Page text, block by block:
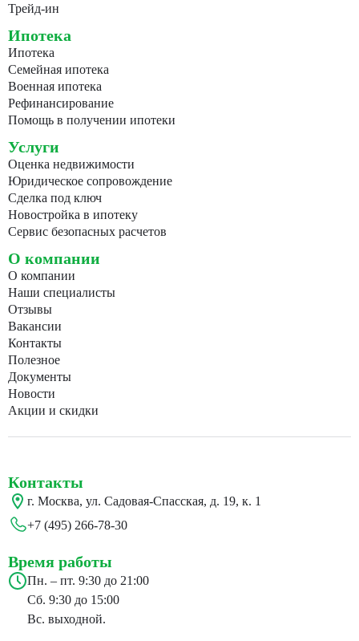
Трейд-ин
Ипотека
Ипотека
Семейная ипотека
Военная ипотека
Рефинансирование
Помощь в получении ипотеки
Услуги
Оценка недвижимости
Юридическое сопровождение
Сделка под ключ
Новостройка в ипотеку
Сервис безопасных расчетов
О компании
О компании
Наши специалисты
Отзывы
Вакансии
Контакты
Полезное
Документы
Новости
Акции и скидки
Контакты
г. Москва, ул. Садовая-Спасская, д. 19, к. 1
+7 (495) 266-78-30
Время работы
Пн. – пт. 9:30 до 21:00
Сб. 9:30 до 15:00
Вс. выходной.